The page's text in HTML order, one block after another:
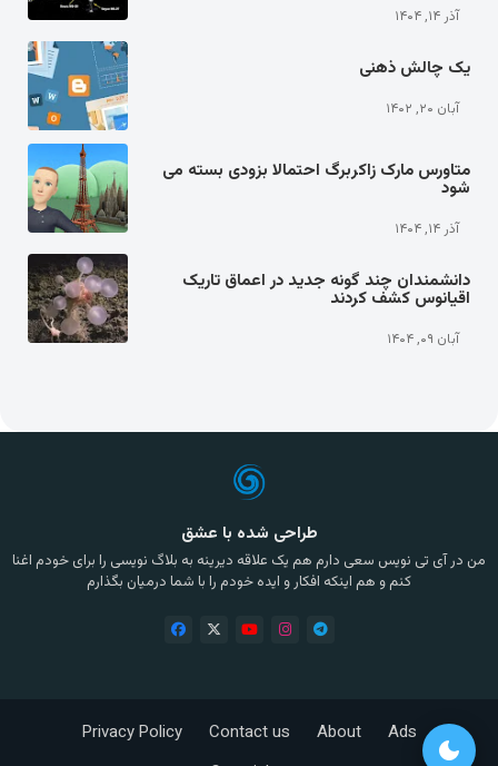
آذر ۱۴, ۱۴۰۴
یک چالش ذهنی
آبان ۲۰, ۱۴۰۲
متاورس مارک زاکربرگ احتمالا بزودی بسته می
شود
آذر ۱۴, ۱۴۰۴
دانشمندان چند گونه جدید در اعماق تاریک
اقیانوس کشف کردند
آبان ۰۹, ۱۴۰۴
طراحی شده با عشق
من در آی تی نویس سعی دارم هم یک علاقه دیرینه به بلاگ نویسی را برای خودم اغنا
کنم و هم اینکه افکار و ایده خودم را با شما درمیان بگذارم
Ads
About
Contact us
Privacy Policy
dark_mode